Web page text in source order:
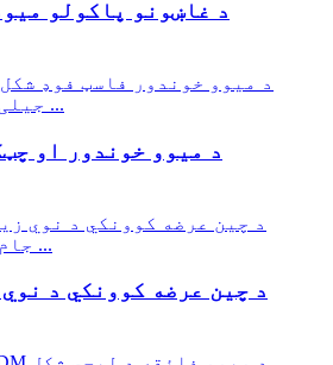
د غاښونو پاکولو
د میوو خوندور او
د چین عرضه کوونکي د